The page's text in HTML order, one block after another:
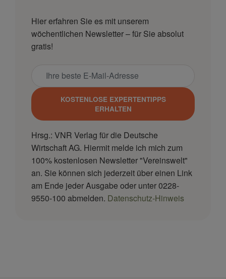
Hier erfahren Sie es mit unserem
wöchentlichen Newsletter – für Sie absolut
gratis!
KOSTENLOSE EXPERTENTIPPS
ERHALTEN
Hrsg.: VNR Verlag für die Deutsche
Wirtschaft AG. Hiermit melde ich mich zum
100% kostenlosen Newsletter "Vereinswelt"
an. Sie können sich jederzeit über einen Link
am Ende jeder Ausgabe oder unter 0228-
9550-100 abmelden. Datenschutz-Hinweis